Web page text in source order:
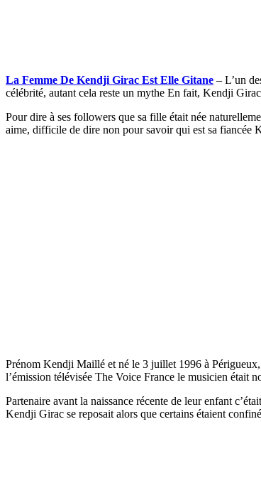
La Femme De Kendji Girac Est Elle Gitane – L’un
célébrité, autant cela reste un mythe En fait, Kendji
Pour dire à ses followers que sa fille était née
aime, difficile de dire non pour savoir qui est sa fiancée
Prénom Kendji Maillé et né le 3 juillet 1996 à
l’émission télévisée The Voice France le musicien était
Partenaire avant la naissance récente de leur enfant
Kendji Girac se reposait alors que certains étaient